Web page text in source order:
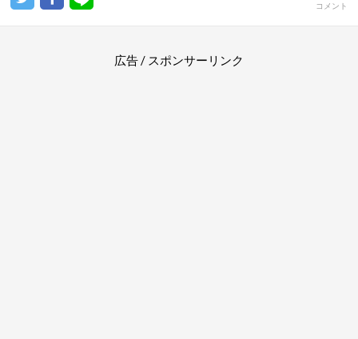
コメント
広告 / スポンサーリンク